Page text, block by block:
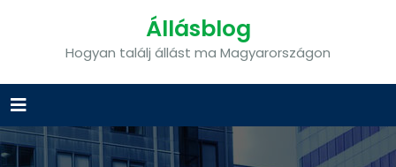
Állásblog
Hogyan találj állást ma Magyarországon